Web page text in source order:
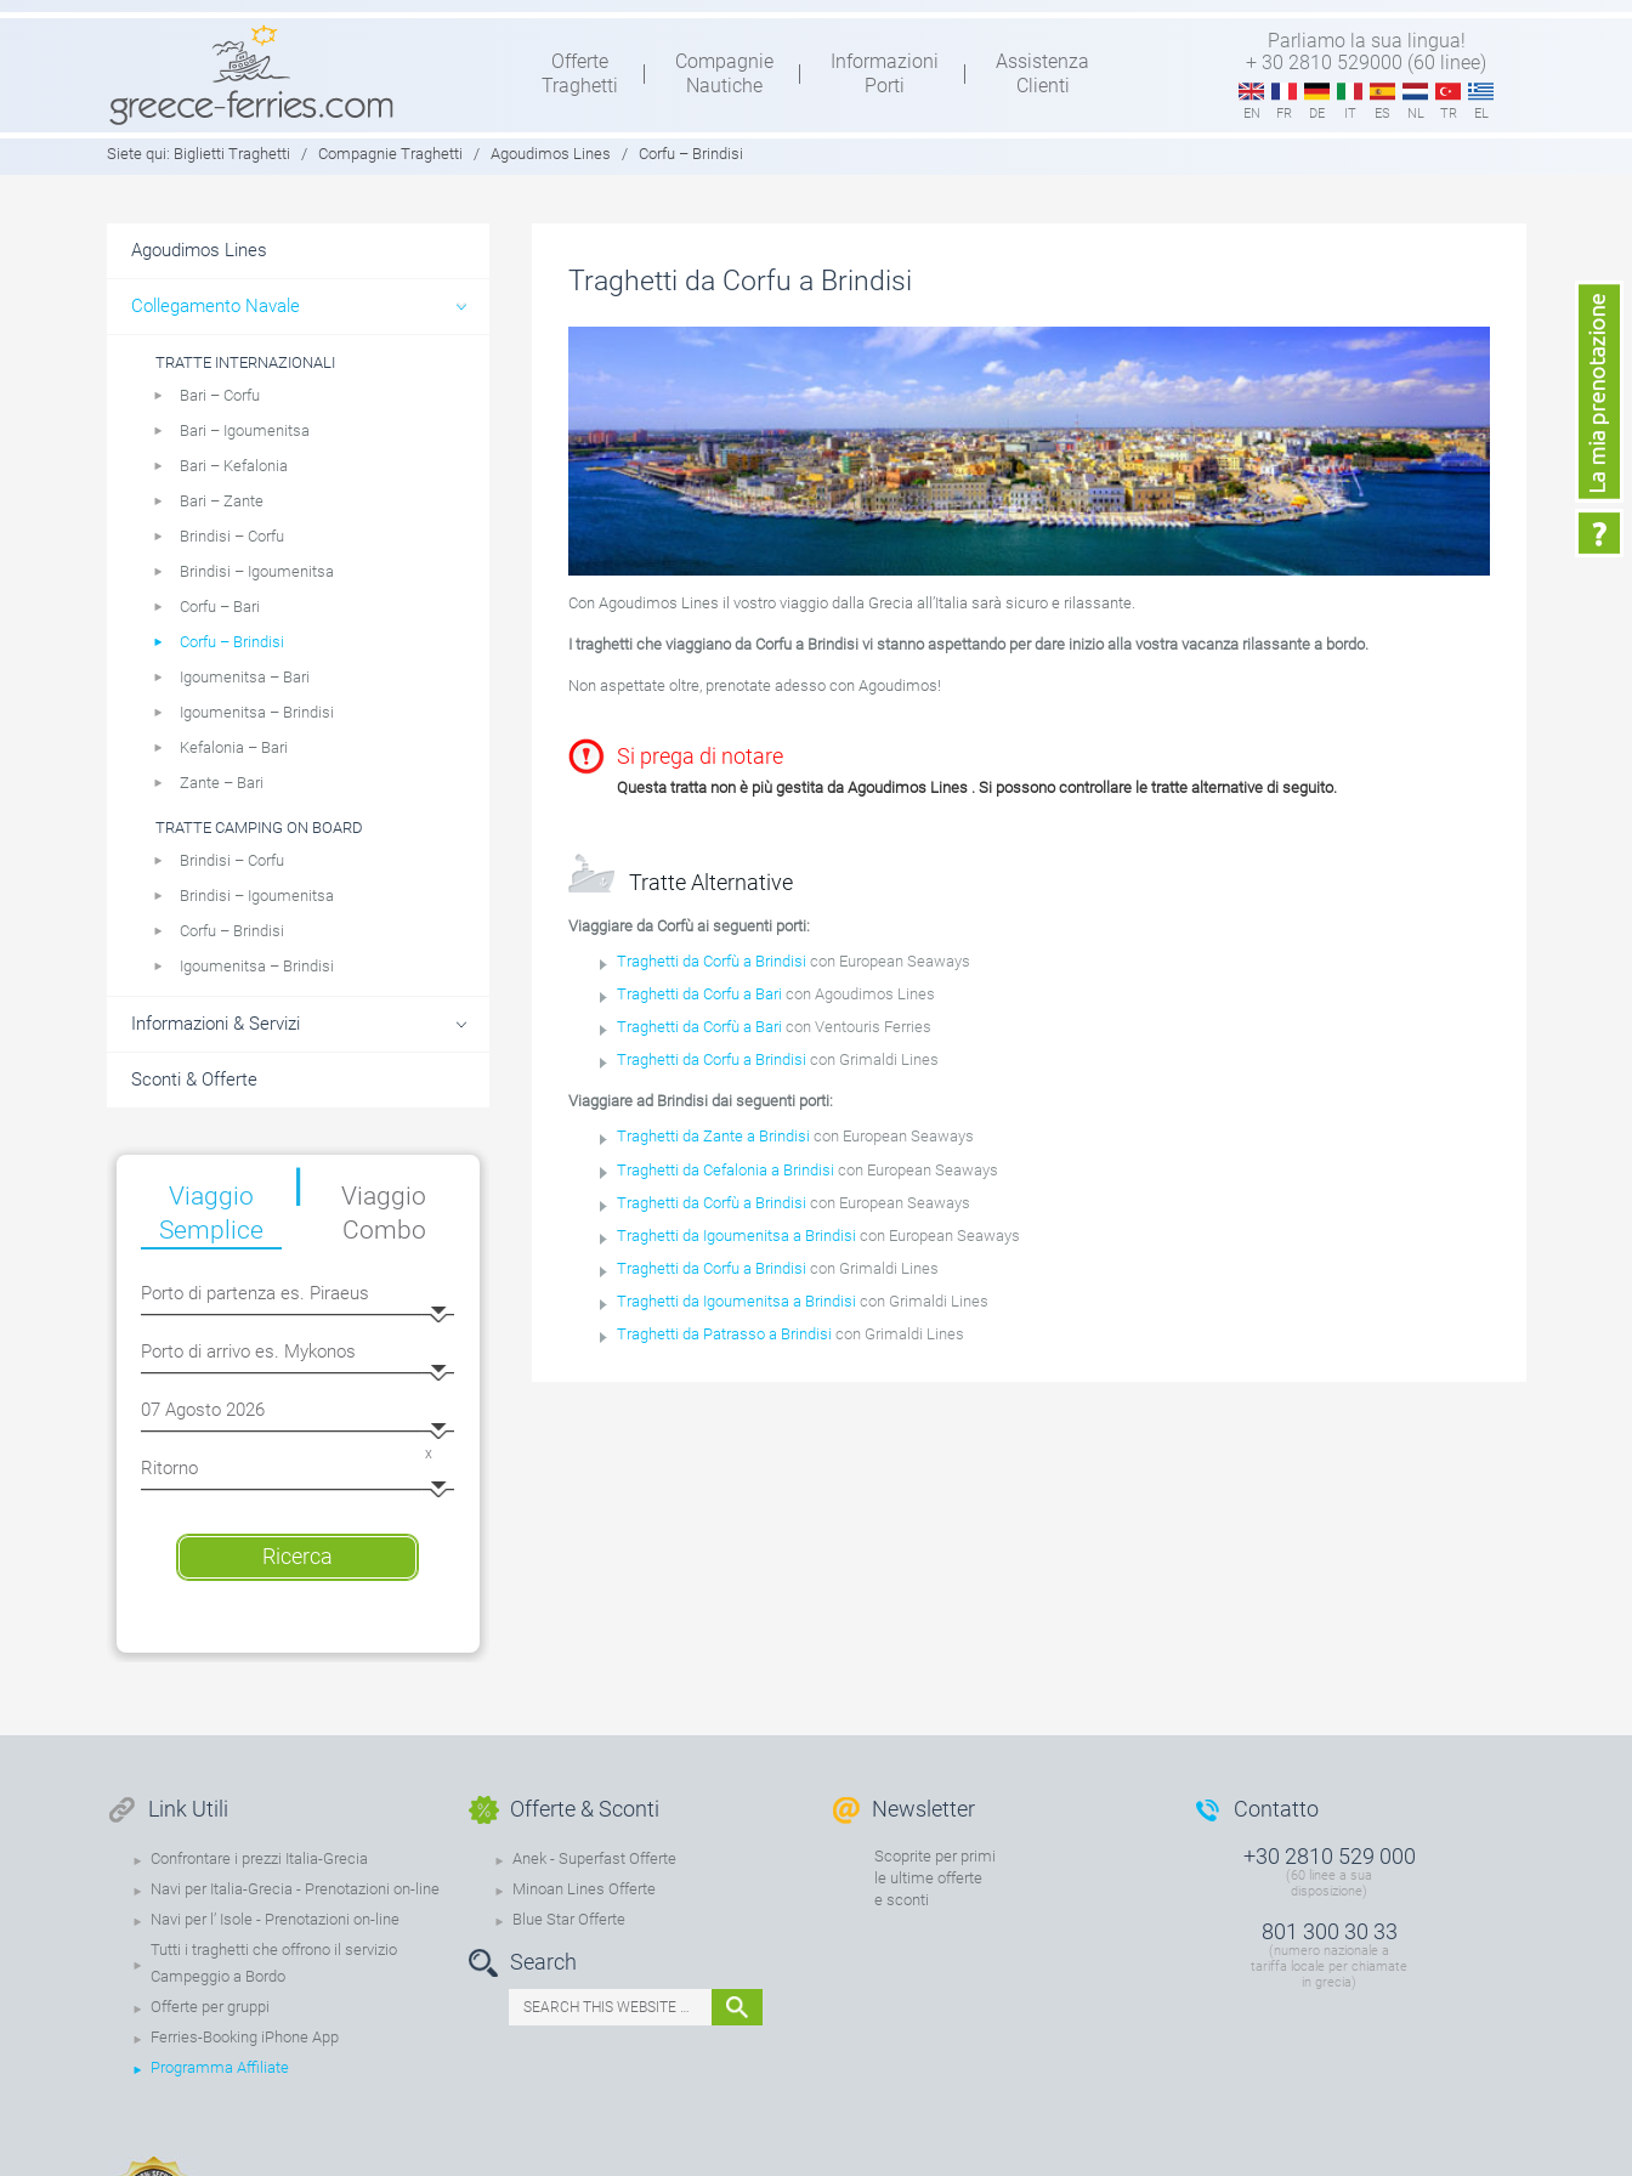
Offerte
Traghetti
Compagnie
Nautiche
Informazioni
Porti
Assistenza
Clienti
Parliamo la sua lingua!
+ 30 2810 529000 (60 linee)
EN FR DE IT ES NL TR EL
Siete qui: Biglietti Traghetti / Compagnie Traghetti / Agoudimos Lines / Corfu – Brindisi
Traghetti da Corfu a Brindisi
Con Agoudimos Lines il vostro viaggio dalla Grecia all’Italia sarà sicuro e rilassante.
I traghetti che viaggiano da Corfu a Brindisi vi stanno aspettando per dare inizio alla vostra vacanza rilassante a bordo.
Non aspettate oltre, prenotate adesso con Agoudimos!
Si prega di notare
Questa tratta non è più gestita da Agoudimos Lines . Si possono controllare le tratte alternative di seguito.
Tratte Alternative
Viaggiare da Corfù ai seguenti porti:
Traghetti da Corfù a Brindisicon European Seaways
Traghetti da Corfu a Bari con Agoudimos Lines
Traghetti da Corfù a Bari con Ventouris Ferries
Traghetti da Corfu a Brindisi con Grimaldi Lines
Viaggiare ad Brindisi dai seguenti porti:
Traghetti da Zante a Brindisicon European Seaways
Traghetti da Cefalonia a Brindisicon European Seaways
Traghetti da Corfù a Brindisicon European Seaways
Traghetti da Igoumenitsa a Brindisi con European Seaways
Traghetti da Corfu a Brindisi con Grimaldi Lines
Traghetti da Igoumenitsa a Brindisi con Grimaldi Lines
Traghetti da Patrasso a Brindisi con Grimaldi Lines
Agoudimos Lines
Collegamento Navale
TRATTE INTERNAZIONALI
Bari – Corfu
Bari – Igoumenitsa
Bari – Kefalonia
Bari – Zante
Brindisi – Corfu
Brindisi – Igoumenitsa
Corfu – Bari
Corfu – Brindisi
Igoumenitsa – Bari
Igoumenitsa – Brindisi
Kefalonia – Bari
Zante – Bari
TRATTE CAMPING ON BOARD
Brindisi – Corfu
Brindisi – Igoumenitsa
Corfu – Brindisi
Igoumenitsa – Brindisi
Informazioni & Servizi
Sconti & Offerte
Viaggio
Semplice
x
Ricerca
Viaggio
Combo
Link Utili
Confrontare i prezzi Italia-Grecia
Navi per Italia-Grecia - Prenotazioni on-line
Navi per l’ Isole - Prenotazioni on-line
Tutti i traghetti che offrono il servizio
Campeggio a Bordo
Offerte per gruppi
Ferries-Booking iPhone App
Programma Affiliate
Offerte & Sconti
Anek - Superfast Offerte
Minoan Lines Offerte
Blue Star Offerte
Search
Newsletter
Scoprite per primi
le ultime offerte
e sconti
Contatto
+30 2810 529 000
(60 linee a sua
disposizione)
801 300 30 33
(numero nazionale a
tariffa locale per chiamate
in grecia)